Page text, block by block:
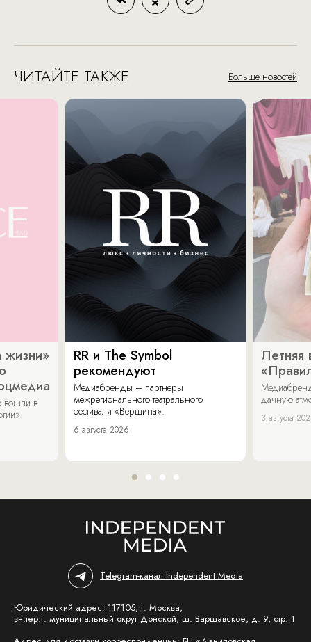
ЧИТАЙТЕ ТАКЖЕ Больше новостей
жизни»
вошли в
RR и The Symbol
рекомендуют
Медиабренды – партнеры
межрегионального театрального
фестиваля «Вершина».
6 августа 2026
Летняя
дачную
3 августа
Telegram-канал Independent Media
Юридический адрес: 117105, г. Москва,
вн.тер.г. муниципальный округ Донской, ш. Варшавское, д. 9, стр. 1